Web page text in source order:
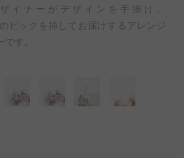
イナーがデザインを手掛け、
ピックを挿してお届けするアレンジ
です。